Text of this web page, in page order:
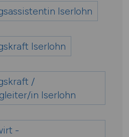
Iserlohn
Iserlohn
/
in Iserlohn
-